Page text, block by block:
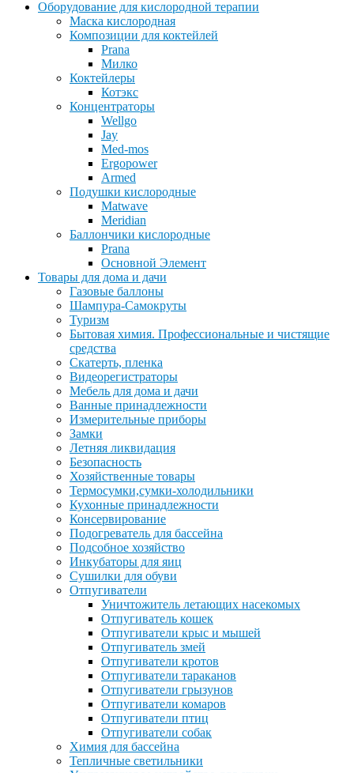
Оборудование для кислородной терапии
Маска кислородная
Композиции для коктейлей
Prana
Милко
Коктейлеры
Котэкс
Концентраторы
Wellgo
Jay
Med-mos
Ergopower
Armed
Подушки кислородные
Matwave
Meridian
Баллончики кислородные
Prana
Основной Элемент
Товары для дома и дачи
Газовые баллоны
Шампура-Самокруты
Туризм
Бытовая химия. Профессиональные и чистящие
средства
Скатерть, пленка
Видеорегистраторы
Мебель для дома и дачи
Ванные принадлежности
Измерительные приборы
Замки
Летняя ликвидация
Безопасность
Хозяйственные товары
Термосумки,сумки-холодильники
Кухонные принадлежности
Консервирование
Подогреватель для бассейна
Подсобное хозяйство
Инкубаторы для яиц
Сушилки для обуви
Отпугиватели
Уничтожитель летающих насекомых
Отпугиватель кошек
Отпугиватели крыс и мышей
Отпугиватель змей
Отпугиватели кротов
Отпугиватели тараканов
Отпугиватели грызунов
Отпугиватели комаров
Отпугиватели птиц
Отпугиватели собак
Химия для бассейна
Тепличные светильники